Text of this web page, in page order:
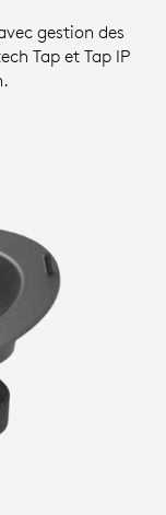
gestion des
Tap et Tap IP